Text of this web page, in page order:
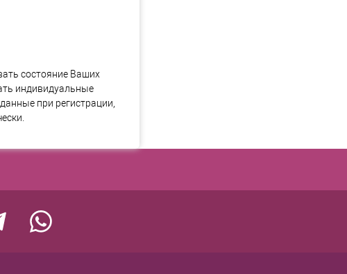
состояние Ваших
индивидуальные
при регистрации,